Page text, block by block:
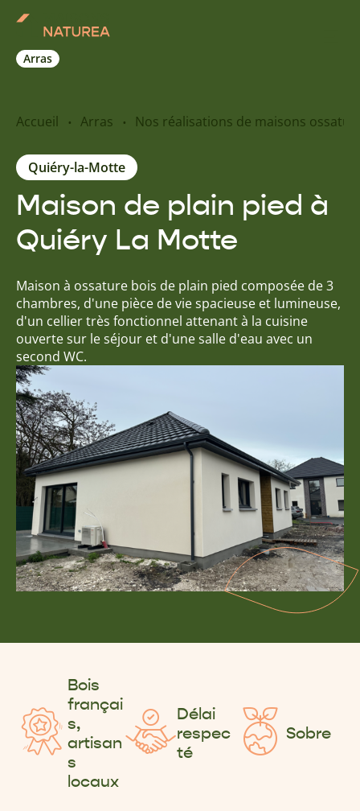
Arras
Nos offres
+33 6 03 87 08 54
Accueil Arras Nos réalisations de maisons
Maison de plain pied à
Quiéry La Motte
Quiéry-la-Motte
Maison à ossature bois de plain pied composée de 3
chambres, d'une pièce de vie spacieuse et lumineuse,
d'un cellier très fonctionnel attenant à la cuisine
ouverte sur le séjour et d'une salle d'eau avec un
second WC.
Bois
françai
s,
artisan
s
locaux
Délai
respec
té
Sobre